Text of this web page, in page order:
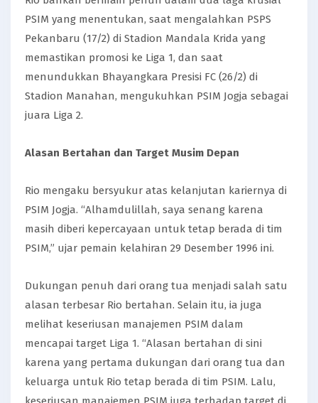
PSIM yang menentukan, saat mengalahkan PSPS
Pekanbaru (17/2) di Stadion Mandala Krida yang
memastikan promosi ke Liga 1, dan saat
menundukkan Bhayangkara Presisi FC (26/2) di
Stadion Manahan, mengukuhkan PSIM Jogja sebagai
juara Liga 2.
Alasan Bertahan dan Target Musim Depan
Rio mengaku bersyukur atas kelanjutan kariernya di
PSIM Jogja. “Alhamdulillah, saya senang karena
masih diberi kepercayaan untuk tetap berada di tim
PSIM,” ujar pemain kelahiran 29 Desember 1996 ini.
Dukungan penuh dari orang tua menjadi salah satu
alasan terbesar Rio bertahan. Selain itu, ia juga
melihat keseriusan manajemen PSIM dalam
mencapai target Liga 1. “Alasan bertahan di sini
karena yang pertama dukungan dari orang tua dan
keluarga untuk Rio tetap berada di tim PSIM. Lalu,